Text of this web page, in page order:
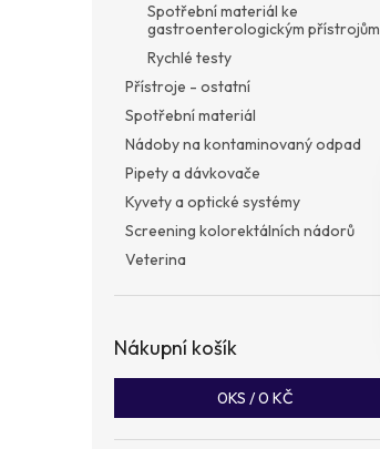
Spotřební materiál ke
gastroenterologickým přístrojům
Rychlé testy
Přístroje - ostatní
Spotřební materiál
Nádoby na kontaminovaný odpad
Pipety a dávkovače
Kyvety a optické systémy
Screening kolorektálních nádorů
Veterina
Nákupní košík
0KS /0 KČ